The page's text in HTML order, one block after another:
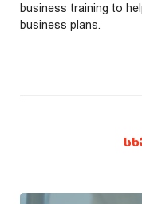
business training to
business plans.